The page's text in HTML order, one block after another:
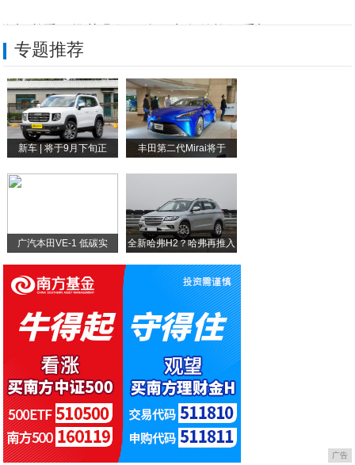
新年换机怎么选？如何精准挑选你的“本命旗
双车战略加速落地 ！广汽埃安AION N
洋宝出席郑翔洲2026开年演讲 分享“企
眉山吴女士的轻奢新家，藏着席玛卫浴 10
专题推荐
新车 | 将于9月下旬正 丰田第二代Mirai将于
广汽本田VE-1 低碳实 全新哈弗H2？哈弗再推入
广告